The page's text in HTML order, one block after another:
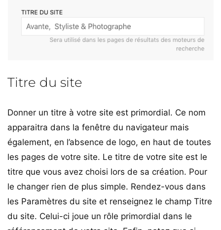
Titre du site
Donner un titre à votre site est primordial. Ce nom
apparaitra dans la fenêtre du navigateur mais
également, en l’absence de logo, en haut de toutes
les pages de votre site. Le titre de votre site est le
titre que vous avez choisi lors de sa création. Pour
le changer rien de plus simple. Rendez-vous dans
les Paramètres du site et renseignez le champ Titre
du site. Celui-ci joue un rôle primordial dans le